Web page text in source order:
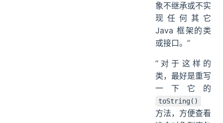
象不继承或不实
现任何其它
Java 框架的类
或接口。”
“对于这样的
类，最好是重写
一下它的
toString()
方法，方便查看